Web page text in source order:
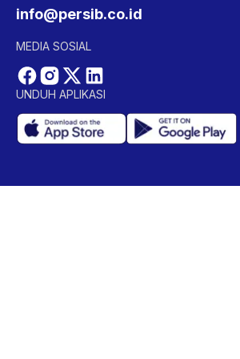
info@persib.co.id
MEDIA SOSIAL
UNDUH APLIKASI